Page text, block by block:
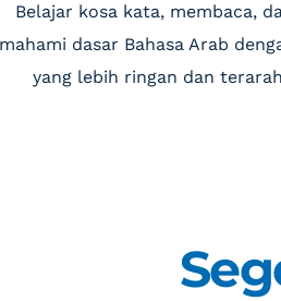
Belajar kosa kata, membaca,
dasar Bahasa Arab
yang lebih ringan dan terarah